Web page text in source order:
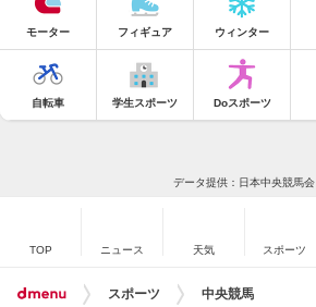
モーター フィギュア ウィンター
自転車 学生スポーツ Doスポーツ
データ提供：日本中央競馬会
TOP ニュース 天気 スポーツ
スポーツ 中央競馬